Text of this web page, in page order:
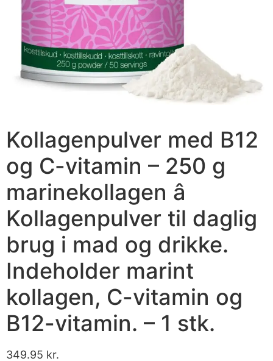
Kollagenpulver med B12
og C-vitamin – 250 g
marinekollagen â
Kollagenpulver til daglig
brug i mad og drikke.
Indeholder marint
kollagen, C-vitamin og
B12-vitamin. – 1 stk.
349.95 kr.